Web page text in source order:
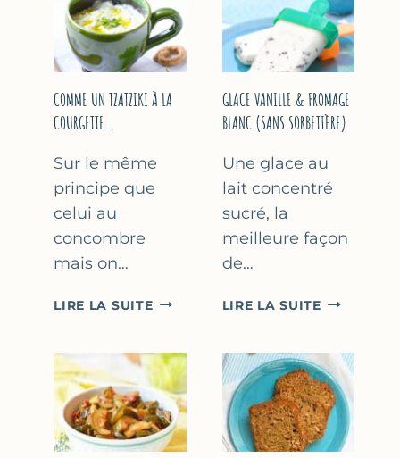
COMME UN TZATZIKI À LA
COURGETTE…
Sur le même
principe que
celui au
concombre
mais on…
LIRE LA SUITECOMME
À
LA
COURGETTE…
GLACE VANILLE & FROMAGE
BLANC (SANS SORBETIÈRE)
Une glace au
lait concentré
sucré, la
meilleure façon
de…
LIRE LA SUITEGLACE
FROMAGE
BLANC
(SANS